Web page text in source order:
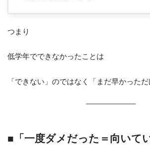
つまり
低学年でできなかったことは
「できない」のではなく「まだ早かっただ
■「一度ダメだった＝向いて